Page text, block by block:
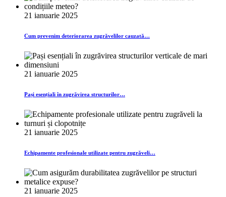
21 ianuarie 2025
Cum prevenim deteriorarea zugrăvelilor cauzată…
21 ianuarie 2025
Pași esențiali în zugrăvirea structurilor…
21 ianuarie 2025
Echipamente profesionale utilizate pentru zugrăveli…
21 ianuarie 2025